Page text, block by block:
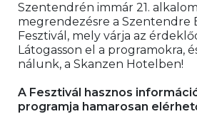
Szentendrén immár 21.
megrendezésre a Szentendre
Fesztivál, mely várja az
Látogasson el a programokra,
nálunk, a Skanzen Hotelben!
A Fesztivál hasznos
programja hamarosan